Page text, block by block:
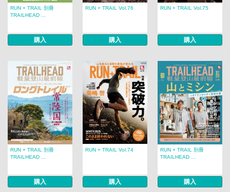
RUN + TRAIL 別冊
TRAILHEAD ...
購入
RUN + TRAIL Vol.76
購入
RUN + TRAIL Vol.75
購入
RUN + TRAIL 別冊
TRAILHEAD ...
購入
RUN + TRAIL Vol.74
購入
RUN + TRAIL 別冊
TRAILHEAD ...
購入